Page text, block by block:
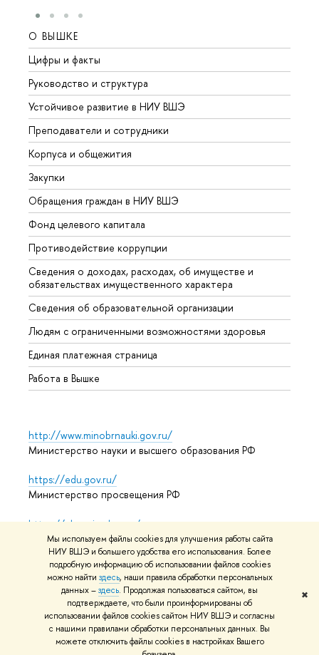
Мы используем файлы cookies для улучшения работы сайта
НИУ ВШЭ и большего удобства его использования. Более
подробную информацию об использовании файлов cookies
можно найти здесь, наши правила обработки персональных
данных –здесь. Продолжая пользоваться сайтом, вы
подтверждаете, что были проинформированы об
использовании файлов cookies сайтом НИУ ВШЭ и согласны
с нашими правилами обработки персональных данных. Вы
можете отключить файлы cookies в настройках Вашего
✖
О ВЫШКЕ
Цифры и факты
Руководство и структура
Устойчивое развитие в НИУ ВШЭ
Преподаватели и сотрудники
Корпуса и общежития
Закупки
Обращения граждан в НИУ ВШЭ
Фонд целевого капитала
Противодействие коррупции
Сведения о доходах, расходах, об имуществе и
обязательствах имущественного характера
Сведения об образовательной организации
Людям с ограниченными возможностями здоровья
Единая платежная страница
Работа в Вышке
http://www.minobrnauki.gov.ru/
Министерство науки и высшего образования РФ
https://edu.gov.ru/
Министерство просвещения РФ
https://elearning.hse.ru/mooc
Массовые открытые онлайн-курсы
© НИУ ВШЭ 1993–2026 Адреса и контактыУсловия
использования материаловПолитика конфиденциальности
Карта сайта
Редактору